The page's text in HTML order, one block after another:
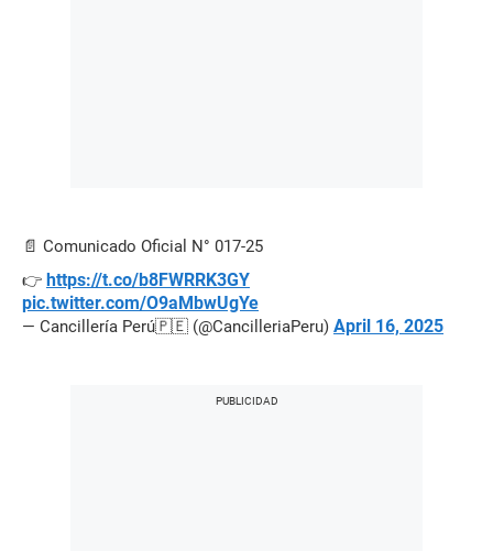
📄 Comunicado Oficial N° 017-25
👉 https://t.co/b8FWRRK3GY
pic.twitter.com/O9aMbwUgYe
— Cancillería Perú🇵🇪 (@CancilleriaPeru) April 16, 2025